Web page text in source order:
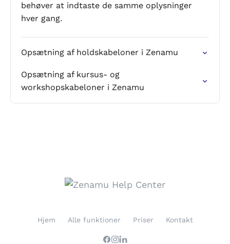
behøver at indtaste de samme oplysninger
hver gang.
Opsætning af holdskabeloner i Zenamu
Opsætning af kursus- og
workshopskabeloner i Zenamu
Hjem Alle funktioner Priser Kontakt